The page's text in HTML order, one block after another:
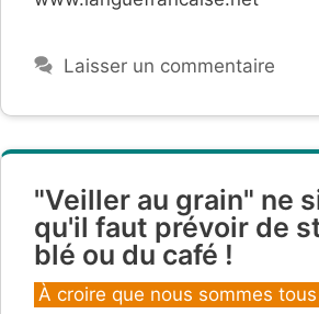
Laisser un commentaire
"Veiller au grain" ne
qu'il faut prévoir de
blé ou du café !
Catégories
À croire que nous sommes